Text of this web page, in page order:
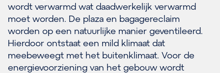
wordt verwarmd wat daadwerkelijk verwarmd
moet worden. De plaza en bagagereclaim
worden op een natuurlijke manier geventileerd.
Hierdoor ontstaat een mild klimaat dat
meebeweegt met het buitenklimaat. Voor de
energievoorziening van het gebouw wordt